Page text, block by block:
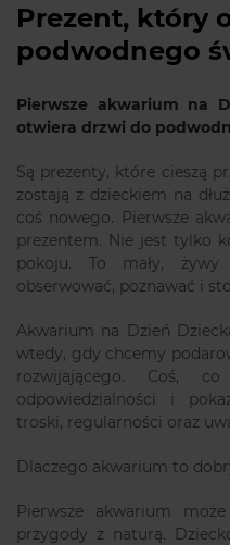
Prezent, który
podwodnego
Pierwsze akwarium na
otwiera drzwi do
Są prezenty, które cieszą
zostają z dzieckiem na
coś nowego. Pierwsze
prezentem. Nie jest tylko
pokoju. To mały,
obserwować, poznawać i
Akwarium na Dzień
wtedy, gdy chcemy
rozwijającego. Coś,
odpowiedzialności i
troski, regularności oraz
Dlaczego akwarium to
Pierwsze akwarium
przygody z naturą.